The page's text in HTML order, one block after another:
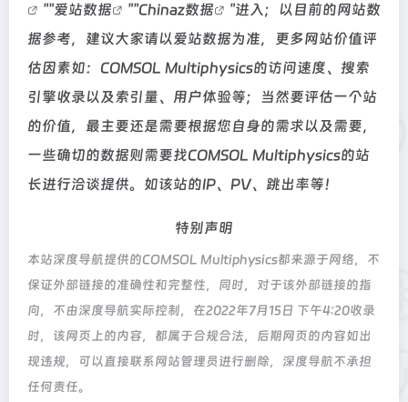
""爱站数据 ""Chinaz数据
"进入；以目前的网站数
据参考，建议大家请以爱站数据为准，更多网站价值评
估因素如：COMSOL Multiphysics的访问速度、搜索
引擎收录以及索引量、用户体验等；当然要评估一个站
的价值，最主要还是需要根据您自身的需求以及需要，
一些确切的数据则需要找COMSOL Multiphysics的站
长进行洽谈提供。如该站的IP、PV、跳出率等！
特别声明
本站深度导航提供的COMSOL Multiphysics都来源于网络，不
保证外部链接的准确性和完整性，同时，对于该外部链接的指
向，不由深度导航实际控制，在2022年7月15日 下午4:20收录
时，该网页上的内容，都属于合规合法，后期网页的内容如出
现违规，可以直接联系网站管理员进行删除，深度导航不承担
任何责任。